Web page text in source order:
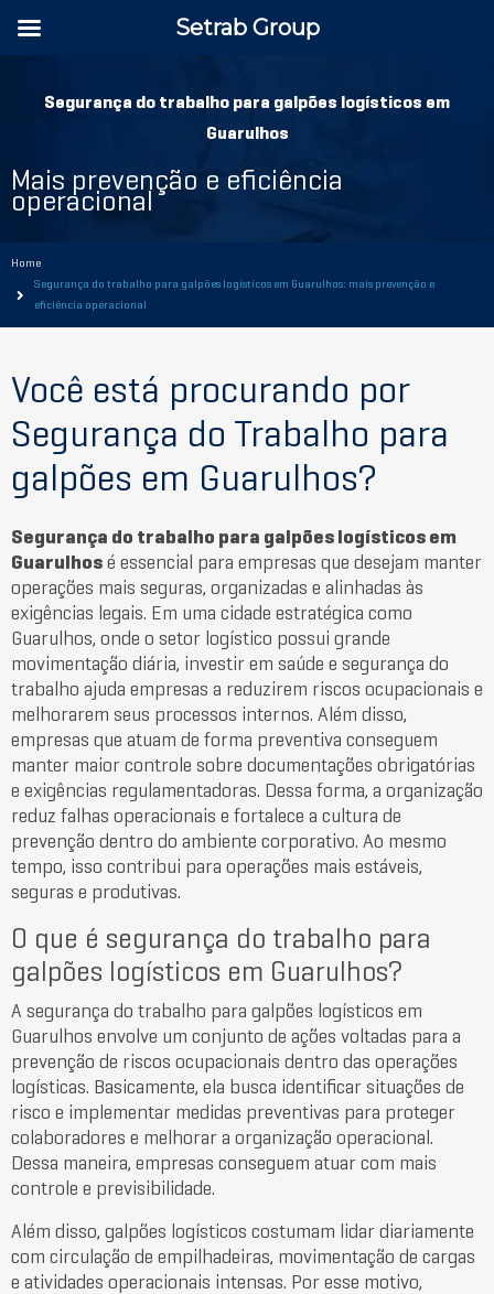
Segurança do trabalho para galpões logísticos em
Guarulhos
Mais prevenção e eficiência
operacional
Home
Segurança do trabalho para galpões logísticos em Guarulhos: mais prevenção e
eficiência operacional
Você está procurando por
Segurança do Trabalho para
galpões em Guarulhos?
Segurança do trabalho para galpões logísticos em
Guarulhos é essencial para empresas que desejam manter
operações mais seguras, organizadas e alinhadas às
exigências legais. Em uma cidade estratégica como
Guarulhos, onde o setor logístico possui grande
movimentação diária, investir em saúde e segurança do
trabalho ajuda empresas a reduzirem riscos ocupacionais e
melhorarem seus processos internos. Além disso,
empresas que atuam de forma preventiva conseguem
manter maior controle sobre documentações obrigatórias
e exigências regulamentadoras. Dessa forma, a organização
reduz falhas operacionais e fortalece a cultura de
prevenção dentro do ambiente corporativo. Ao mesmo
tempo, isso contribui para operações mais estáveis,
seguras e produtivas.
O que é segurança do trabalho para
galpões logísticos em Guarulhos?
A segurança do trabalho para galpões logísticos em
Guarulhos envolve um conjunto de ações voltadas para a
prevenção de riscos ocupacionais dentro das operações
logísticas. Basicamente, ela busca identificar situações de
risco e implementar medidas preventivas para proteger
colaboradores e melhorar a organização operacional.
Dessa maneira, empresas conseguem atuar com mais
controle e previsibilidade.
Além disso, galpões logísticos costumam lidar diariamente
com circulação de empilhadeiras, movimentação de cargas
e atividades operacionais intensas. Por esse motivo,
Setrab Group